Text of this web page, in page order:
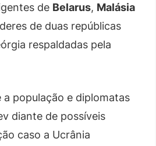
de Belarus, Malásia
de duas repúblicas
respaldadas pela
a população e diplomatas
diante de possíveis
caso a Ucrânia